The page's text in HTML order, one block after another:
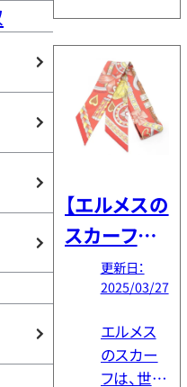
し「エルメ
トってダサ
いの？」
「ど […]
公開
ス」では、
ベルトもリ
リースして
います。本
記事では、
エルメス
魅力から
選び方、人
気モデル
まで徹底
解説しま
スのなか
でも比較
【エルメスの
スカーフ完
全ガイド】名
作・人気ラ
ンキング・使
いやすい柄
更新日：
2025/03/27
エルメス
のスカー
フは、世界